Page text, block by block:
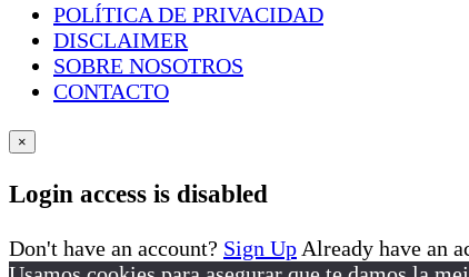
POLÍTICA DE PRIVACIDAD
DISCLAIMER
SOBRE NOSOTROS
CONTACTO
×
Login access is disabled
Don't have an account? Sign Up Already have an